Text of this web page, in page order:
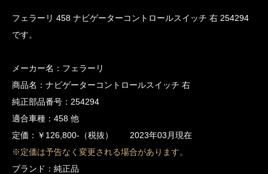
フェラーリ 458 ナビゲーターコントロールスイッチ 右 254294
です。
メーカー名：フェラーリ
商品名：ナビゲーターコントロールスイッチ 右
純正部品番号：254294
適合車種：458 他
定価：￥126,800-（税抜） 2023年03月現在
※定価は予告なく変更される場合があります。
ブランド：純正品